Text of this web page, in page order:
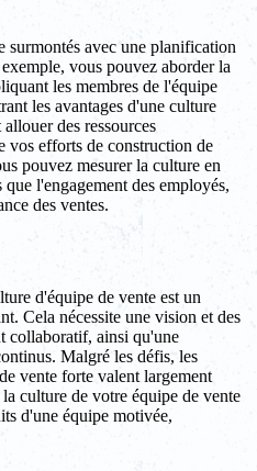
surmontés avec une planification
vous pouvez aborder la
les membres de l'équipe
les avantages d'une culture
des ressources
vos efforts de construction de
pouvez mesurer la culture en
l'engagement des employés,
des ventes.
d'équipe de vente est un
Cela nécessite une vision et des
collaboratif, ainsi qu'une
Malgré les défis, les
vente forte valent largement
culture de votre équipe de vente
d'une équipe motivée,